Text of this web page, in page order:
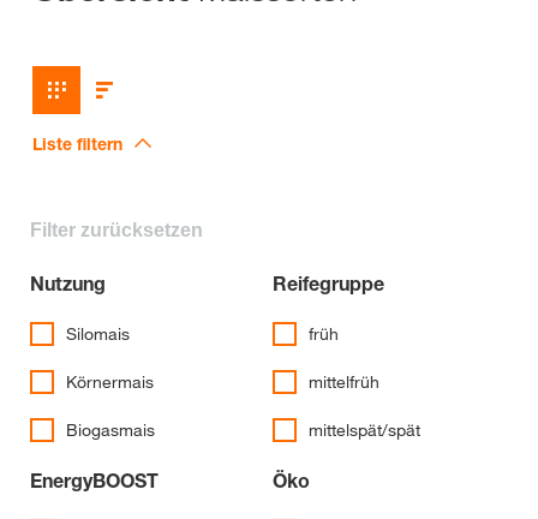
Liste filtern
Filter zurücksetzen
Nutzung
Silomais
Körnermais
Biogasmais
Reifegruppe
früh
mittelfrüh
mittelspät/spät
EnergyBOOST Öko